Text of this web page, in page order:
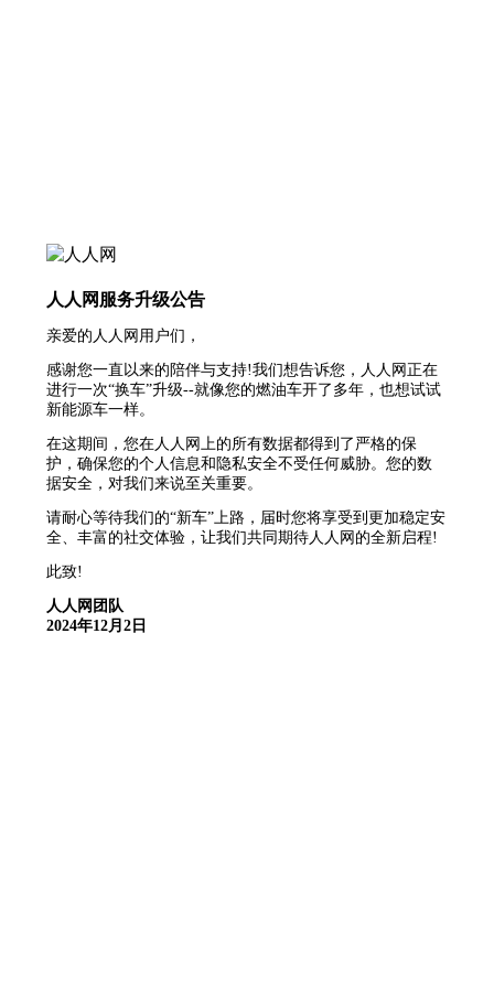
人人网服务升级公告
亲爱的人人网用户们，
感谢您一直以来的陪伴与支持!我们想告诉您，人人网正在
进行一次“换车”升级--就像您的燃油车开了多年，也想试试
新能源车一样。
在这期间，您在人人网上的所有数据都得到了严格的保
护，确保您的个人信息和隐私安全不受任何威胁。您的数
据安全，对我们来说至关重要。
请耐心等待我们的“新车”上路，届时您将享受到更加稳定安
全、丰富的社交体验，让我们共同期待人人网的全新启程!
此致!
人人网团队
2024年12月2日